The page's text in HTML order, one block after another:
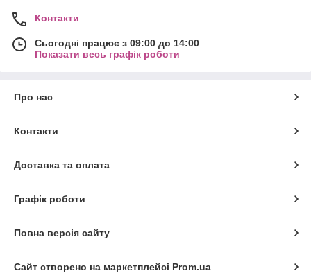
Контакти
Сьогодні працює з 09:00 до 14:00
Показати весь графік роботи
Про нас
Контакти
Доставка та оплата
Графік роботи
Повна версія сайту
Сайт створено на маркетплейсі Prom.ua